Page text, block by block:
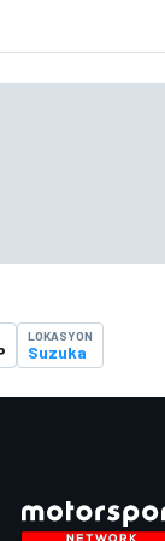
LOKASYON
Suzuka